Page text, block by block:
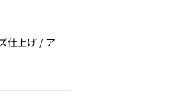
仕上げ / ア